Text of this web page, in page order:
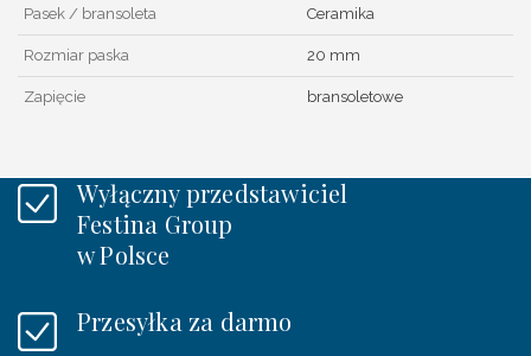
Pasek / bransoleta Ceramika
Rozmiar paska 20 mm
Zapięcie bransoletowe
Wyłączny przedstawiciel
Festina Group
w Polsce
Przesyłka za darmo